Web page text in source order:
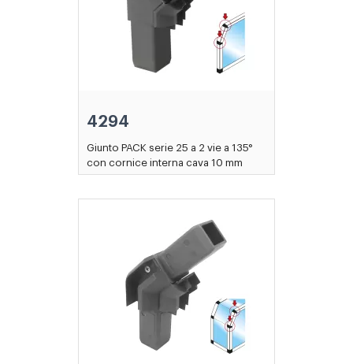
4294
Giunto PACK serie 25 a 2 vie a 135°
con cornice interna cava 10 mm